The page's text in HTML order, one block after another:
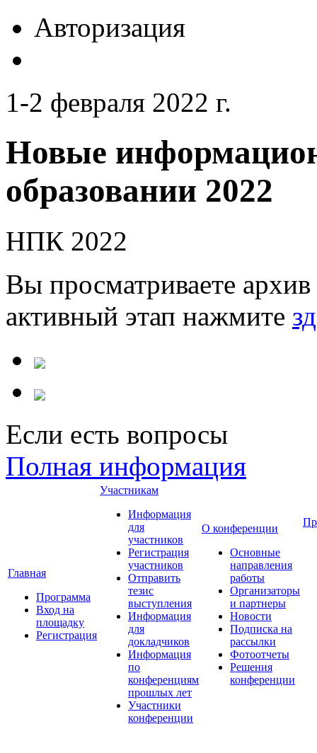
Авторизация
1-2 февраля 2022 г.
Новые
образовании 2022
НПК 2022
Вы просматриваете
активный этап нажмите
Если есть вопросы
Полная информация
Главная
Программа
Вход на
площадку
Регистрация
Участникам
Информация
для
участников
Регистрация
участников
Отправить
тезис
выступления
Информация
для
докладчиков
Информация
по
конференциям
прошлых лет
Участники
конференции
О конференции
Основные
направления
работы
Организаторы
и партнеры
Новости
Подписка на
рассылки
Фотоотчеты
Решения
конференции